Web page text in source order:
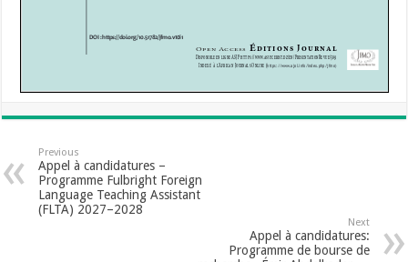
Previous
Appel à candidatures –
Programme Fulbright Foreign
Language Teaching Assistant
(FLTA) 2027–2028
Next
Appel à candidatures:
Programme de bourse de